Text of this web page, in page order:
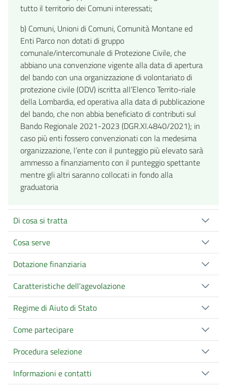
tutto il territorio dei Comuni interessati;
b) Comuni, Unioni di Comuni, Comunità Montane ed
Enti Parco non dotati di gruppo
comunale/intercomunale di Protezione Civile, che
abbiano una convenzione vigente alla data di apertura
del bando con una organizzazione di volontariato di
protezione civile (ODV) iscritta all’Elenco Territo-riale
della Lombardia, ed operativa alla data di pubblicazione
del bando, che non abbia beneficiato di contributi sul
Bando Regionale 2021-2023 (DGR.XI.4840/2021); in
caso più enti fossero convenzionati con la medesima
organizzazione, l’ente con il punteggio più elevato sarà
ammesso a finanziamento con il punteggio spettante
mentre gli altri saranno collocati in fondo alla
graduatoria
Di cosa si tratta
Cosa serve
Dotazione finanziaria
Caratteristiche dell'agevolazione
Regime di Aiuto di Stato
Come partecipare
Procedura selezione
Informazioni e contatti